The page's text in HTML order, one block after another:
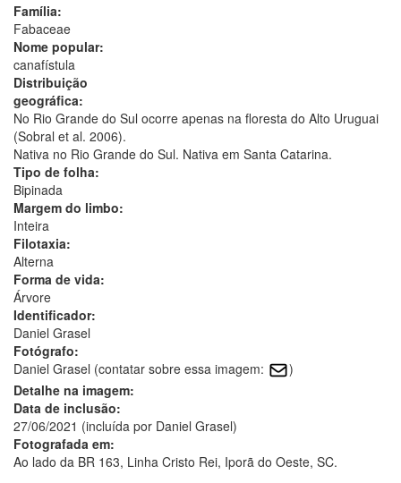
Família:
Fabaceae
Nome popular:
canafístula
Distribuição
geográfica:
No Rio Grande do Sul ocorre apenas na floresta do Alto Uruguai
(Sobral et al. 2006).
Nativa no Rio Grande do Sul. Nativa em Santa Catarina.
Tipo de folha:
Bipinada
Margem do limbo:
Inteira
Filotaxia:
Alterna
Forma de vida:
Árvore
Identificador:
Daniel Grasel
Fotógrafo:
Daniel Grasel (contatar sobre essa imagem:
)
Detalhe na imagem:
Data de inclusão:
27/06/2021 (incluída por Daniel Grasel)
Fotografada em:
Ao lado da BR 163, Linha Cristo Rei, Iporã do Oeste, SC.